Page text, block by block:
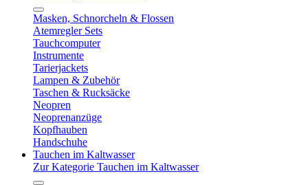
Masken, Schnorcheln & Flossen
Atemregler Sets
Tauchcomputer
Instrumente
Tarierjackets
Lampen & Zubehör
Taschen & Rucksäcke
Neopren
Neoprenanzüge
Kopfhauben
Handschuhe
Tauchen im Kaltwasser
Zur Kategorie Tauchen im Kaltwasser